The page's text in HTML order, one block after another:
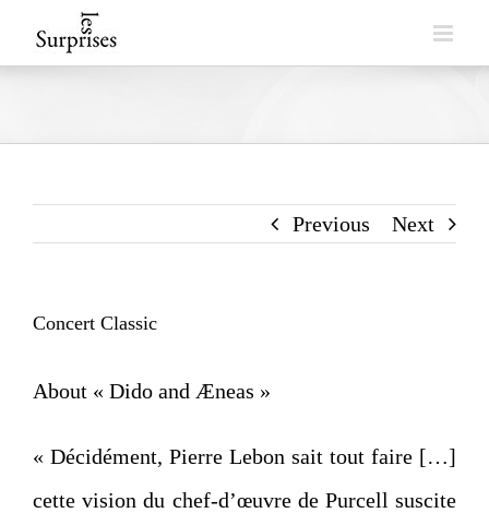
to
Previous Next
Concert Classic
About « Dido and Æneas »
« Décidément, Pierre Lebon sait tout faire […]
cette vision du chef-d’œuvre de Purcell suscite